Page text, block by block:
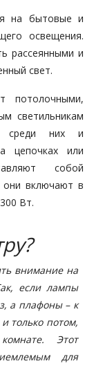
на бытовые и
освещения.
рассеянными и
свет.
потолочными,
светильникам
среди них и
цепочках или
собой
они включают в
Вт.
внимание на
если лампы
а плафоны – к
только потом,
Этот
для